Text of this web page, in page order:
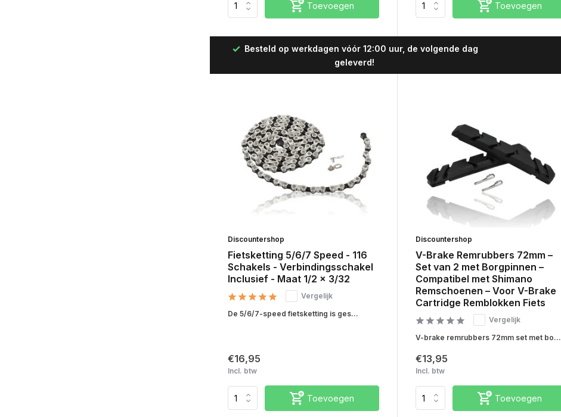
Toevoegen Toevoegen
Besteld op werkdagen vóór 12:00 uur, de volgende dag
geleverd!
Discountershop
Fietsketting 5/6/7 Speed - 116
Schakels - Verbindingsschakel
Inclusief - Maat 1/2 x 3/32
Vergelijk
De 5/6/7-speed fietsketting is ges...
€16,95
Incl. btw
Toevoegen
Discountershop
V-Brake Remrubbers 72mm –
Set van 2 met Borgpinnen –
Compatibel met Shimano
Remschoenen – Voor V-Brake
Cartridge Remblokken Fiets
Vergelijk
V-brake remrubbers 72mm set met bo...
€13,95
Incl. btw
Toevoegen